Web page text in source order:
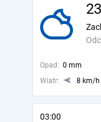
Opad: 0 mm
Wiatr:
8 km/h
03:00